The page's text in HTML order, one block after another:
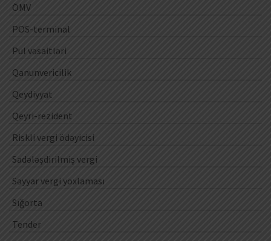
ÖMV
POS-terminal
Pul vəsaitləri
Qanunvericilik
Qeydiyyat
Qeyri-rezident
Riskli vergi ödəyicisi
Sadələşdirilmiş vergi
Səyyar vergi yoxlaması
Sığorta
Tender